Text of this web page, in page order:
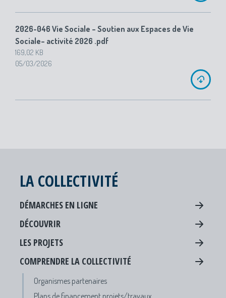
2026-046 Vie Sociale – Soutien aux Espaces de Vie
Sociale– activité 2026 .pdf
169,02 KB
05/03/2026
LA COLLECTIVITÉ
DÉMARCHES EN LIGNE
DÉCOUVRIR
LES PROJETS
COMPRENDRE LA COLLECTIVITÉ
Organismes partenaires
Plans de financement projets/travaux